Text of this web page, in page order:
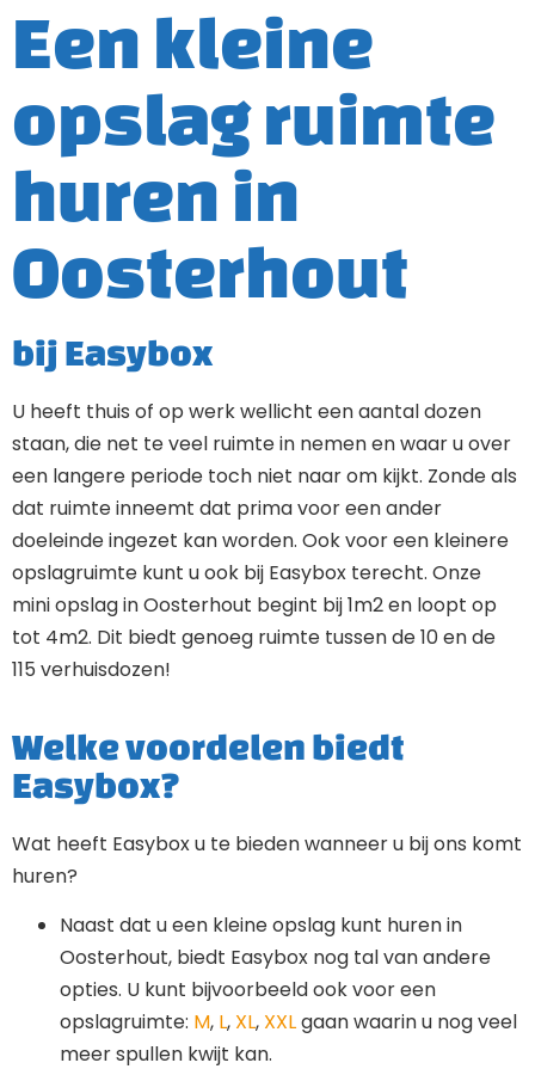
Een kleine
opslag ruimte
huren in
Oosterhout
bij Easybox
U heeft thuis of op werk wellicht een aantal dozen
staan, die net te veel ruimte in nemen en waar u over
een langere periode toch niet naar om kijkt. Zonde als
dat ruimte inneemt dat prima voor een ander
doeleinde ingezet kan worden. Ook voor een kleinere
opslagruimte kunt u ook bij Easybox terecht. Onze
mini opslag in Oosterhout begint bij 1m2 en loopt op
tot 4m2. Dit biedt genoeg ruimte tussen de 10 en de
115 verhuisdozen!
Welke voordelen biedt
Easybox?
Wat heeft Easybox u te bieden wanneer u bij ons komt
huren?
Naast dat u een kleine opslag kunt huren in
Oosterhout, biedt Easybox nog tal van andere
opties. U kunt bijvoorbeeld ook voor een
opslagruimte: M, L, XL, XXLgaan waarin u nog veel
meer spullen kwijt kan.